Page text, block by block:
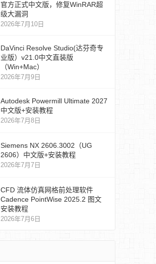
官方正式中文版，修复WinRAR超
级大漏洞
2026年7月10日
DaVinci Resolve Studio(达芬奇专
业版）v21.0中文直装版
（Win+Mac）
2026年7月9日
Autodesk Powermill Ultimate 2027
中文版+安装教程
2026年7月8日
Siemens NX 2606.3002（UG
2606）中文版+安装教程
2026年7月7日
CFD 流体仿真网格前处理软件
Cadence PointWise 2025.2 图文
安装教程
2026年7月6日